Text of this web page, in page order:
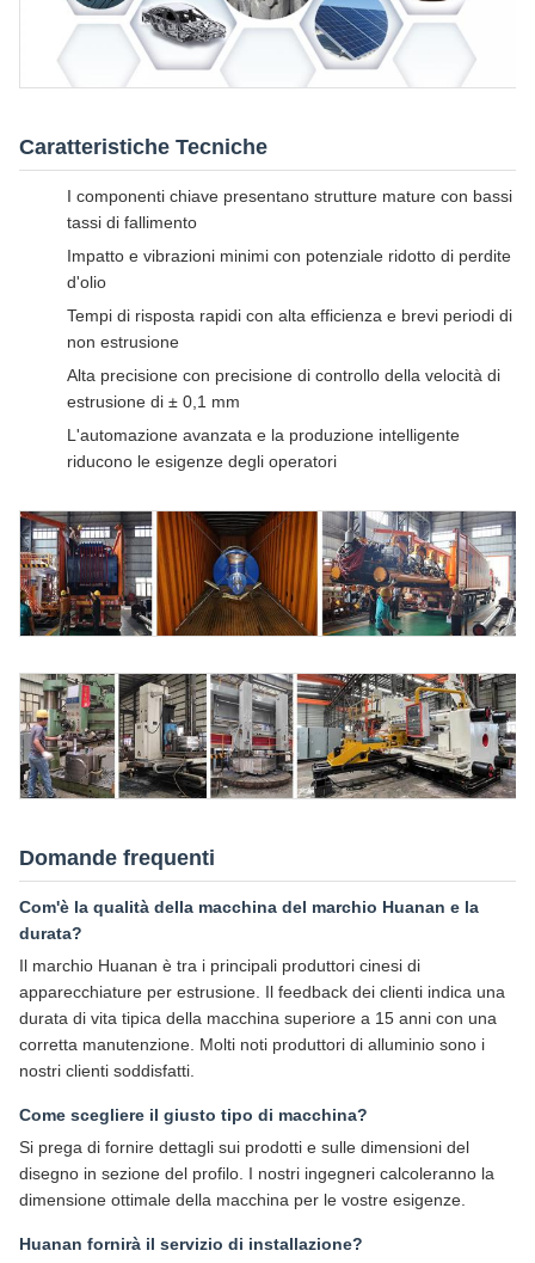
Caratteristiche Tecniche
I componenti chiave presentano strutture mature con bassi
tassi di fallimento
Impatto e vibrazioni minimi con potenziale ridotto di perdite
d'olio
Tempi di risposta rapidi con alta efficienza e brevi periodi di
non estrusione
Alta precisione con precisione di controllo della velocità di
estrusione di ± 0,1 mm
L'automazione avanzata e la produzione intelligente
riducono le esigenze degli operatori
Domande frequenti
Com'è la qualità della macchina del marchio Huanan e la
durata?
Il marchio Huanan è tra i principali produttori cinesi di
apparecchiature per estrusione. Il feedback dei clienti indica una
durata di vita tipica della macchina superiore a 15 anni con una
corretta manutenzione. Molti noti produttori di alluminio sono i
nostri clienti soddisfatti.
Come scegliere il giusto tipo di macchina?
Si prega di fornire dettagli sui prodotti e sulle dimensioni del
disegno in sezione del profilo. I nostri ingegneri calcoleranno la
dimensione ottimale della macchina per le vostre esigenze.
Huanan fornirà il servizio di installazione?